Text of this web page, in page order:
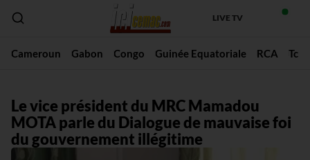
LIVE TV
Cameroun Gabon Congo Guinée Equatoriale RCA
Le vice président du MRC Mamadou
MOTA parle du Dialogue de mauvaise foi
du gouvernement illégitime